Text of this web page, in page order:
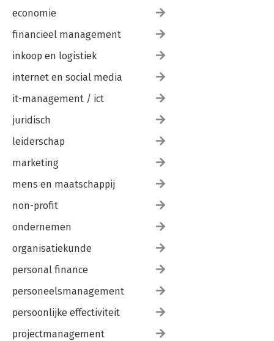
economie
financieel management
inkoop en logistiek
internet en social media
it-management / ict
juridisch
leiderschap
marketing
mens en maatschappij
non-profit
ondernemen
organisatiekunde
personal finance
personeelsmanagement
persoonlijke effectiviteit
projectmanagement